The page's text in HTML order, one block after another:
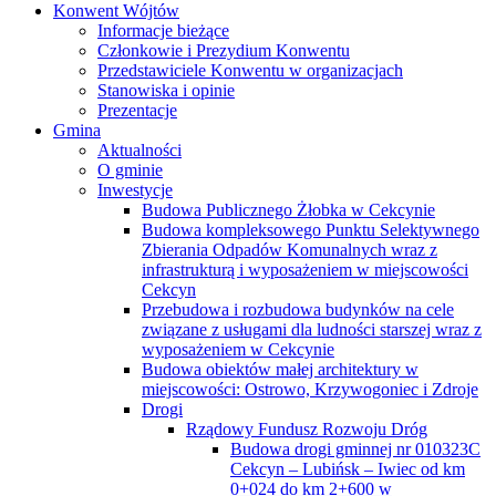
Konwent Wójtów
Informacje bieżące
Członkowie i Prezydium Konwentu
Przedstawiciele Konwentu w organizacjach
Stanowiska i opinie
Prezentacje
Gmina
Aktualności
O gminie
Inwestycje
Budowa Publicznego Żłobka w Cekcynie
Budowa kompleksowego Punktu Selektywnego
Zbierania Odpadów Komunalnych wraz z
infrastrukturą i wyposażeniem w miejscowości
Cekcyn
Przebudowa i rozbudowa budynków na cele
związane z usługami dla ludności starszej wraz z
wyposażeniem w Cekcynie
Budowa obiektów małej architektury w
miejscowości: Ostrowo, Krzywogoniec i Zdroje
Drogi
Rządowy Fundusz Rozwoju Dróg
Budowa drogi gminnej nr 010323C
Cekcyn – Lubińsk – Iwiec od km
0+024 do km 2+600 w